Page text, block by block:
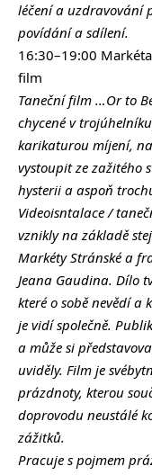
léčení a uzdravování
povídání a sdílení.
16:30–19:00
film
Taneční film …Or to
chycené v
karikaturou míjení,
vystoupit ze zažitého
hysterii a aspoň
Videoisntalace /
vznikly na základě
Markéty Stránské a
Jeana Gaudina. Dílo
které o sobě nevědí a
je vidí společně.
a může si
uviděly. Film je
prázdnoty, kterou
doprovodu neustálé
zážitků.
Pracuje s pojmem